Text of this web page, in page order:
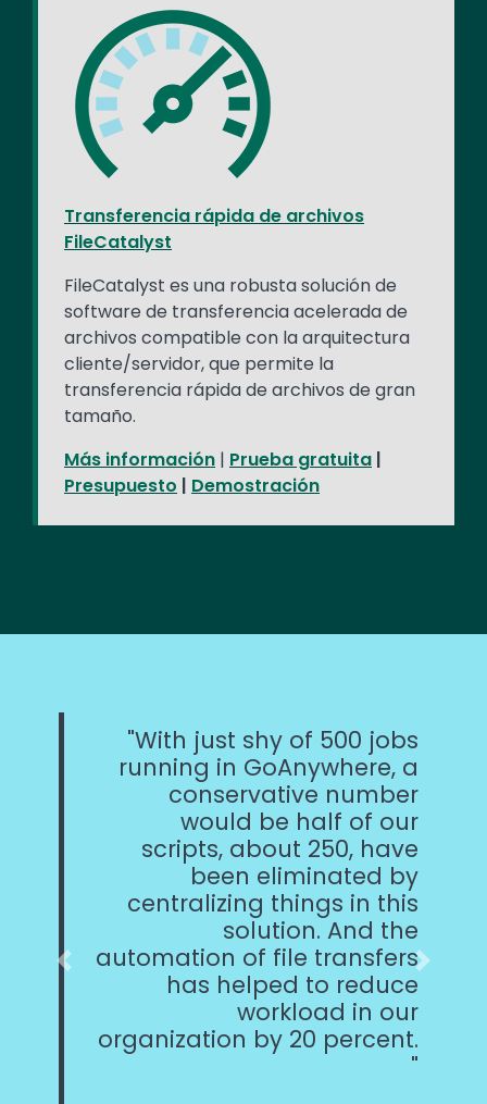
Transferencia rápida de archivos
FileCatalyst
FileCatalyst es una robusta solución de
software de transferencia acelerada de
archivos compatible con la arquitectura
cliente/servidor, que permite la
transferencia rápida de archivos de gran
tamaño.
Más información | Prueba gratuita |
Presupuesto | Demostración
With just shy of 500 jobs
running in GoAnywhere, a
conservative number
would be half of our
scripts, about 250, have
been eliminated by
centralizing things in this
solution. And the
automation of file transfers
has helped to reduce
workload in our
organization by 20 percent.
Previous Next